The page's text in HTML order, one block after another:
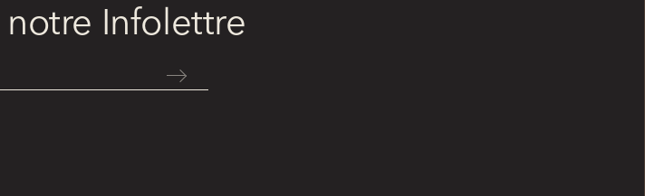
notre Infolettre